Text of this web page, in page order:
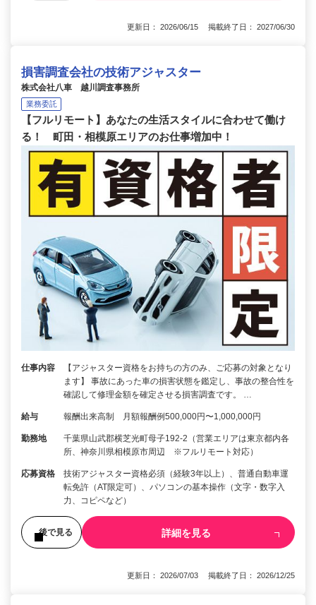
更新日： 2026/06/15 掲載終了日： 2027/06/30
損害調査会社の技術アジャスター
株式会社八車 越川調査事務所
業務委託
【フルリモート】あなたの生活スタイルに合わせて働け
る！ 町田・相模原エリアのお仕事増加中！
仕事内容
【アジャスター資格をお持ちの方のみ、ご応募の対象となり
ます】 事故にあった車の損害状態を鑑定し、事故の整合性を
確認して修理金額を確定させる損害調査です。 …
給与 報酬出来高制 月額報酬例500,000円〜1,000,000円
勤務地
千葉県山武郡横芝光町母子192-2（営業エリアは東京都内各
所、神奈川県相模原市周辺 ※フルリモート対応）
応募資格
技術アジャスター資格必須（経験3年以上）、普通自動車運
転免許（AT限定可）、パソコンの基本操作（文字・数字入
力、コピペなど）
後で見る 詳細を見る
更新日： 2026/07/03 掲載終了日： 2026/12/25